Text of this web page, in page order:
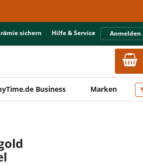
sichern Hilfe & Service Anmelden
Business Marken